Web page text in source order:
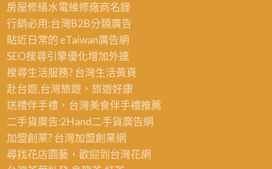
房屋修繕水電維修廠商名錄
行銷必用:台灣B2B分類廣告
貼近日常的 eTaiwan廣告網
SEO搜尋引擎優化增加外連
搜尋生活服務? 台灣生活黃頁
赴台遊,台灣旅遊，旅遊好康
送禮伴手禮，台灣美食伴手禮推薦
二手貨廣告:2Hand二手貨廣告網
加盟創業? 台灣加盟創業網
尋找花店園藝，歡迎到 台灣花網